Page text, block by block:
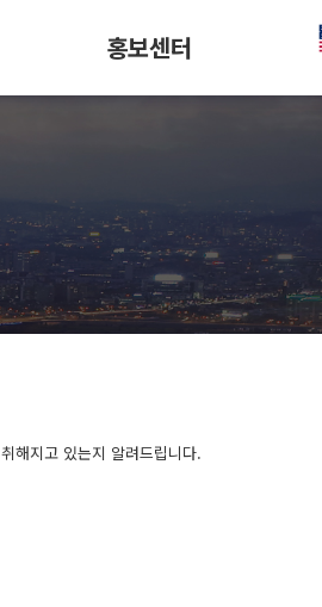
홍보센터
해지고 있는지 알려드립니다.